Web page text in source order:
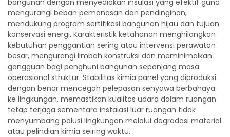
bangunan dengan menyediakan insulasi yang efektif guna
mengurangi beban pemanasan dan pendinginan,
mendukung program sertifikasi bangunan hijau dan tujuan
konservasi energi. Karakteristik ketahanan menghilangkan
kebutuhan penggantian sering atau intervensi perawatan
besar, mengurangi limbah konstruksi dan meminimalkan
gangguan bagi penghuni bangunan sepanjang masa
operasional struktur. Stabilitas kimia panel yang diproduksi
dengan benar mencegah pelepasan senyawa berbahaya
ke lingkungan, memastikan kualitas udara dalam ruangan
tetap terjaga sementara instalasi luar ruangan tidak
menyumbang polusi lingkungan melalui degradasi material
atau pelindian kimia seiring waktu.